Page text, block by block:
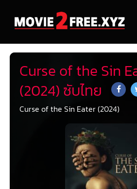
Curse of the Sin
(2024) ซับไทย
Curse of the Sin Eater (2024)